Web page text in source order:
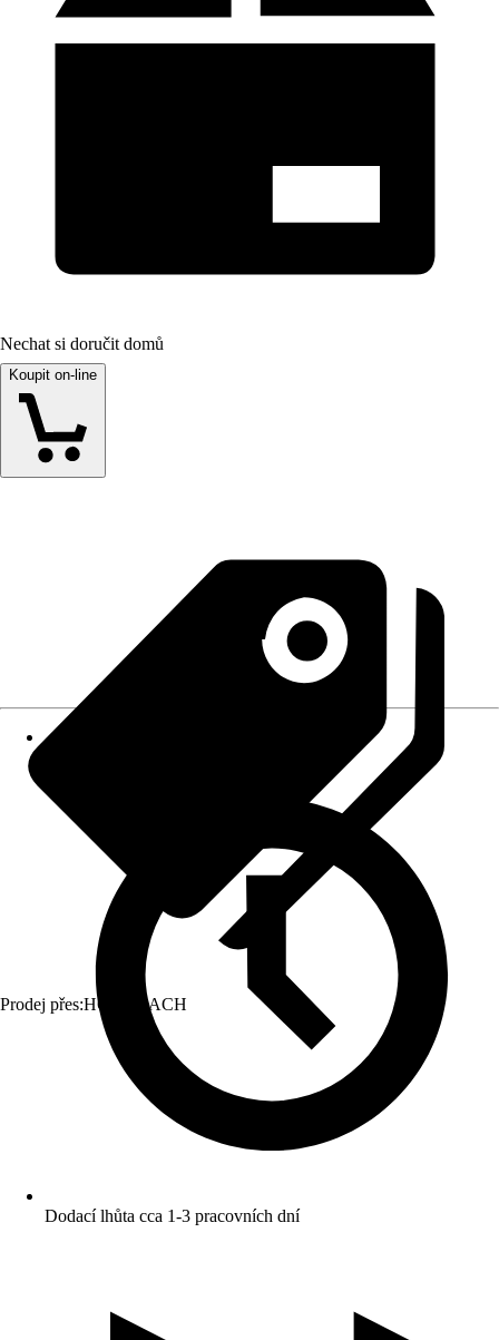
Nechat si doručit domů
Koupit on-line
Prodej přes:HORNBACH
Dodací lhůta cca 1-3 pracovních dní